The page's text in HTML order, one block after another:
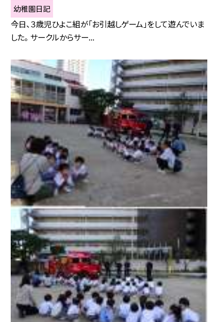
幼稚園日記
今日、３歳児ひよこ組が「お引越しゲーム」をして遊んでいま
した。 サークルからサー...